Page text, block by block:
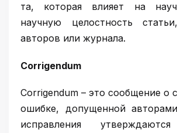
та, которая влияет на
научную целостность
авторов или журнала.
Сorrigendum
Сorrigendum – это сообщение о
ошибке, допущенной
исправления